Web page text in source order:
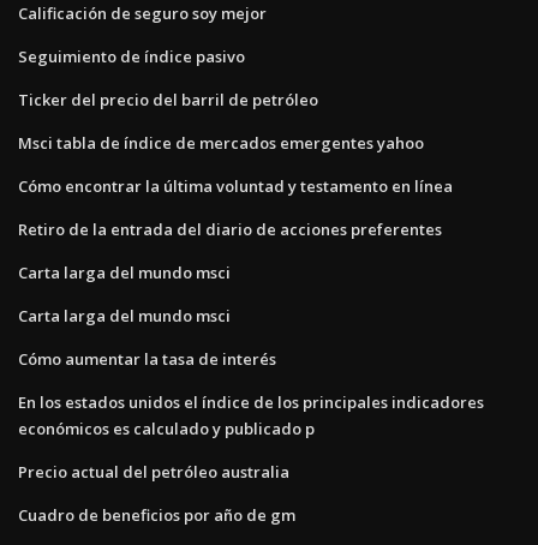
Calificación de seguro soy mejor
Seguimiento de índice pasivo
Ticker del precio del barril de petróleo
Msci tabla de índice de mercados emergentes yahoo
Cómo encontrar la última voluntad y testamento en línea
Retiro de la entrada del diario de acciones preferentes
Carta larga del mundo msci
Carta larga del mundo msci
Cómo aumentar la tasa de interés
En los estados unidos el índice de los principales indicadores
económicos es calculado y publicado p
Precio actual del petróleo australia
Cuadro de beneficios por año de gm